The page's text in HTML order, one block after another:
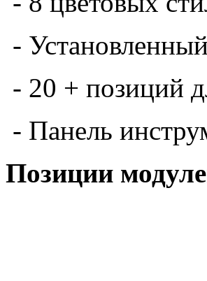
-
- 20 + позиций
- Панель
Позиции